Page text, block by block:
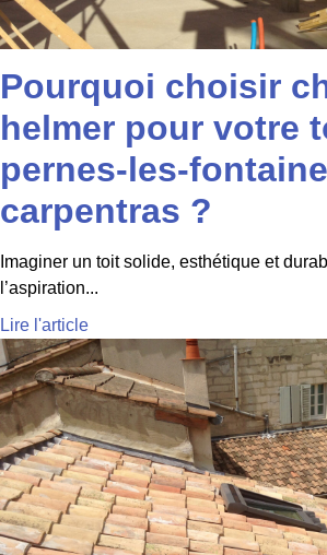
Pourquoi choisir
helmer pour votre
pernes-les-
carpentras ?
Imaginer un toit solide, esthétique et
l’aspiration...
Lire l'article